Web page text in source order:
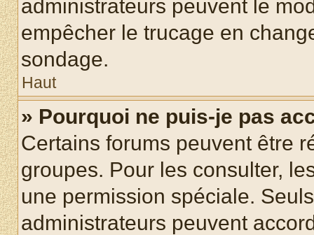
administrateurs peuvent le
empêcher le trucage en
sondage.
Haut
» Pourquoi ne puis-je pas
Certains forums peuvent être
groupes. Pour les consulter,
une permission spéciale.
administrateurs peuvent